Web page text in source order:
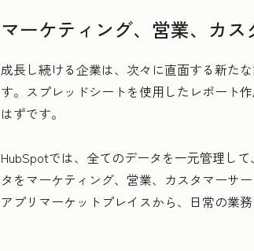
マーケティング、営業、カ
成長し続ける企業は、次々に直面する新た
す。スプレッドシートを使用したレポート
はずです。
HubSpotでは、全てのデータを一元管理し
タをマーケティング、営業、カスタマーサ
アプリマーケットプレイスから、日常の業